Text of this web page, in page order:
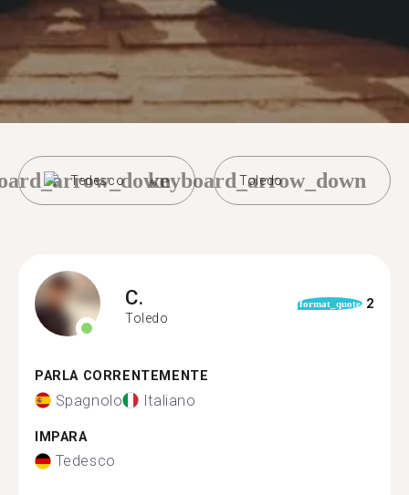
Tedesco Toledo
keyboard_arrow_down
C.
Toledo
format_quote 2
PARLA CORRENTEMENTE
Spagnolo Italiano
IMPARA
Tedesco